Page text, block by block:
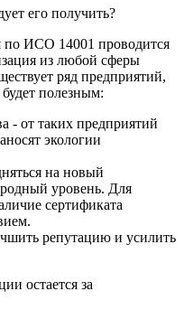
его получить?
по ИСО 14001 проводится
из любой сферы
ряд предприятий,
полезным:
- от таких предприятий
экологии
на новый
уровень. Для
сертификата
репутацию и усилить
остается за